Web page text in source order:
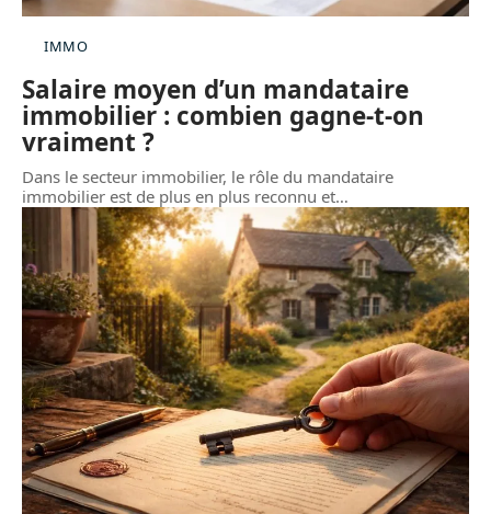
IMMO
Salaire moyen d’un mandataire
immobilier : combien gagne-t-on
vraiment ?
Dans le secteur immobilier, le rôle du mandataire
immobilier est de plus en plus reconnu et…